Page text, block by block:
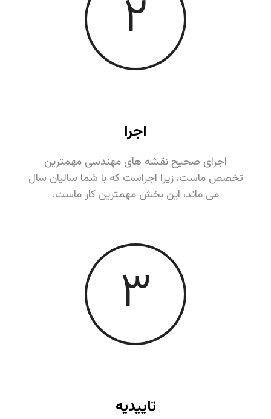
٢
اجرا
اجرای صحیح نقشه های مهندسی مهمترین
تخصص ماست، زیرا اجراست که با شما سالیان سال
می ماند، این بخش مهمترین کار ماست.
٣
تاییدیه